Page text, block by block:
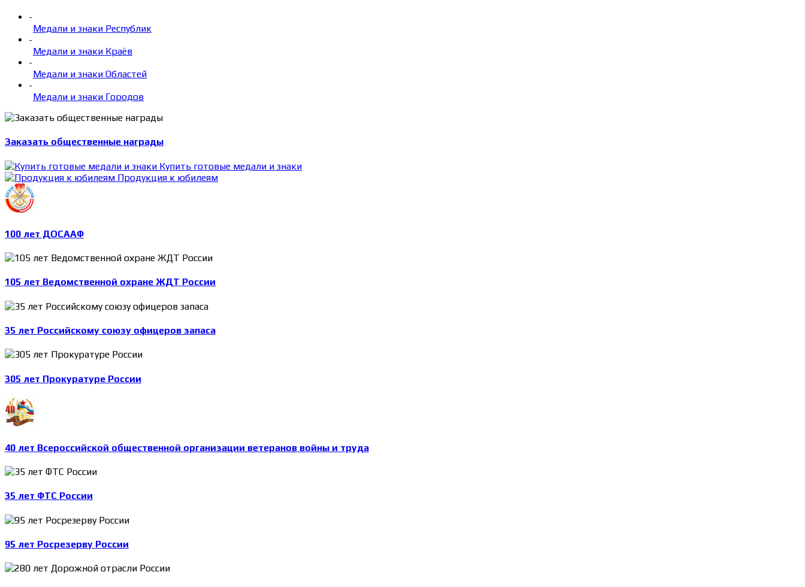
-
Медали и знаки Республик
-
Медали и знаки Краёв
-
Медали и знаки Областей
-
Медали и знаки Городов
Заказать общественные награды
Купить готовые медали и знаки
Продукция к юбилеям
100 лет ДОСААФ
105 лет Ведомственной охране ЖДТ России
35 лет Российскому союзу офицеров запаса
305 лет Прокуратуре России
40 лет Всероссийской общественной организации ветеранов войны и труда
35 лет ФТС России
95 лет Росрезерву России